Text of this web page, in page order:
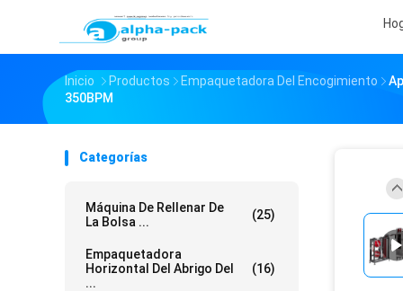
Inicio Productos Empaquetadora Del Encogimiento
350BPM
Categorías
Máquina De Rellenar De
La Bolsa ...
(25)
Empaquetadora
Horizontal Del Abrigo Del
...
(16)